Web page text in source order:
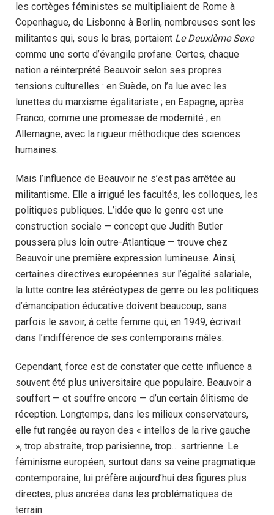
les cortèges féministes se multipliaient de Rome à
Copenhague, de Lisbonne à Berlin, nombreuses sont les
militantes qui, sous le bras, portaient Le Deuxième Sexe
comme une sorte d’évangile profane. Certes, chaque
nation a réinterprété Beauvoir selon ses propres
tensions culturelles : en Suède, on l’a lue avec les
lunettes du marxisme égalitariste ; en Espagne, après
Franco, comme une promesse de modernité ; en
Allemagne, avec la rigueur méthodique des sciences
humaines.
Mais l’influence de Beauvoir ne s’est pas arrêtée au
militantisme. Elle a irrigué les facultés, les colloques, les
politiques publiques. L’idée que le genre est une
construction sociale — concept que Judith Butler
poussera plus loin outre-Atlantique — trouve chez
Beauvoir une première expression lumineuse. Ainsi,
certaines directives européennes sur l’égalité salariale,
la lutte contre les stéréotypes de genre ou les politiques
d’émancipation éducative doivent beaucoup, sans
parfois le savoir, à cette femme qui, en 1949, écrivait
dans l’indifférence de ses contemporains mâles.
Cependant, force est de constater que cette influence a
souvent été plus universitaire que populaire. Beauvoir a
souffert — et souffre encore — d’un certain élitisme de
réception. Longtemps, dans les milieux conservateurs,
elle fut rangée au rayon des « intellos de la rive gauche
», trop abstraite, trop parisienne, trop… sartrienne. Le
féminisme européen, surtout dans sa veine pragmatique
contemporaine, lui préfère aujourd’hui des figures plus
directes, plus ancrées dans les problématiques de
terrain.